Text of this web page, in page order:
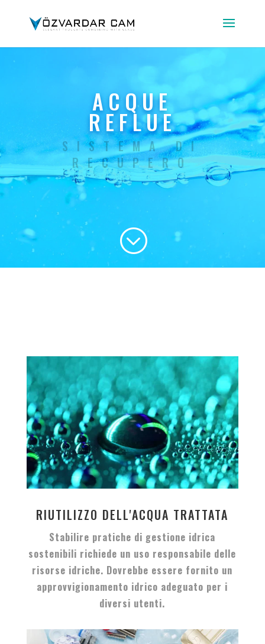
ACQUE
REFLUE
SISTEMA DI
RECUPERO
;
RIUTILIZZO DELL'ACQUA TRATTATA
Stabilire pratiche di gestione idrica
sostenibili richiede un uso responsabile delle
risorse idriche. Dovrebbe essere fornito un
approvvigionamento idrico adeguato per i
diversi utenti.